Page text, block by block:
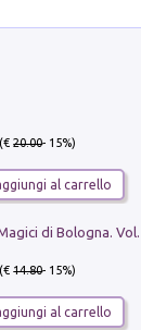
(€20.00- 15%)
al carrello
(€14.80- 15%)
al carrello